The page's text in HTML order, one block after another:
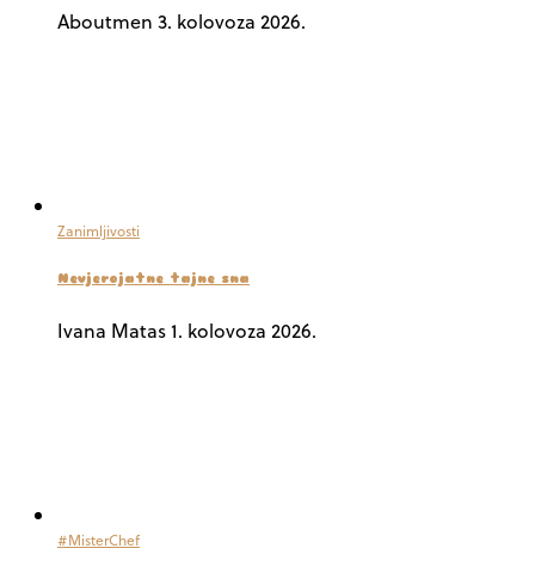
Aboutmen 3. kolovoza 2026.
Zanimljivosti
Nevjerojatne tajne sna
Ivana Matas1. kolovoza 2026.
#MisterChef